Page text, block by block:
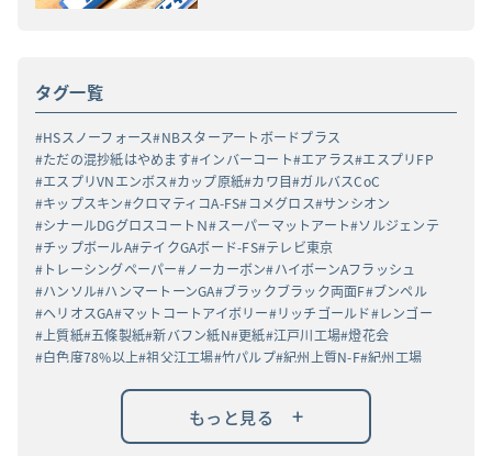
タグ一覧
HSスノーフォース NBスターアートボードプラス
ただの混抄紙はやめます インバーコート エアラス エスプリFP
エスプリVNエンボス カップ原紙 カワ目 ガルバスCoC
キップスキン クロマティコA-FS コメグロス サンシオン
シナールDGグロスコートＮ スーパーマットアート ソルジェンテ
チップボールA テイクGAボード-FS テレビ東京
トレーシングペーパー ノーカーボン ハイボーンAフラッシュ
ハンソル ハンマートーンGA ブラックブラック両面F ブンペル
ヘリオスGA マットコートアイボリー リッチゴールド レンゴー
上質紙 五條製紙 新バフン紙N 更紙 江戸川工場 燈花会
白色度78%以上 祖父江工場 竹パルプ 紀州上質N-F 紀州工場
もっと見る +